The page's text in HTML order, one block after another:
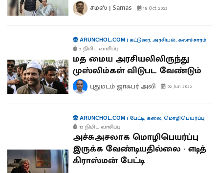
சமஸ் | Samas 18 Oct 2022
ARUNCHOL.COM| கட்டுரை,அரசியல், கலாச்சாரம்
5 நிமிட வாசிப்பு
மத மைய அரசியலிலிருந்து
முஸ்லிம்கள் விடுபட வேண்டும்
புதுமடம் ஜாஃபர் அலி 02 Jun 2022
ARUNCHOL.COM| பேட்டி, கலை,மொழிபெயர்ப்பு
15 நிமிட வாசிப்பு
அச்சுஅசலாக மொழிபெயர்ப்பு
இருக்க வேண்டியதில்லை - எடித்
கிராஸ்மன் பேட்டி